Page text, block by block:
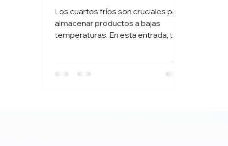
Los cuartos fríos son cruciales para
almacenar productos a bajas
temperaturas. En esta entrada, te